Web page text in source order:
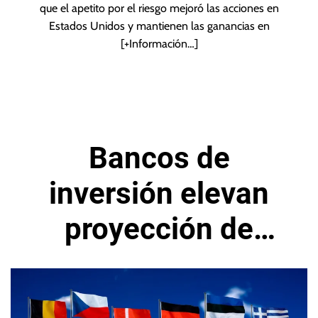
que el apetito por el riesgo mejoró las acciones en
Estados Unidos y mantienen las ganancias en
[+Información…]
Bancos de
inversión elevan
proyección de
subida de tasas del
BCE